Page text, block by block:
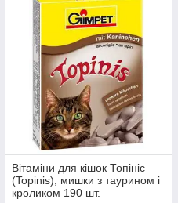
Вітаміни для кішок Топініс
(Topinis), мишки з таурином і
кроликом 190 шт.